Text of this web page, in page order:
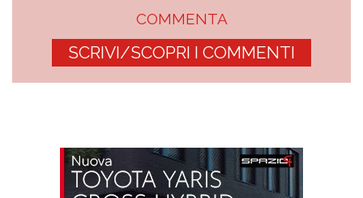
COMMENTA
SCRIVI/SCOPRI I COMMENTI